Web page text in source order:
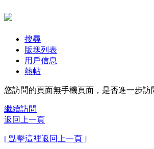
搜尋
版塊列表
用戶信息
熱帖
您訪問的頁面無手機頁面，是否進一步訪
繼續訪問
返回上一頁
[ 點擊這裡返回上一頁 ]